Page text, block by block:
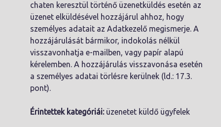
chaten keresztül történő üzenetküldés esetén az
üzenet elküldésével hozzájárul ahhoz, hogy
személyes adatait az Adatkezelő megismerje. A
hozzájárulását bármikor, indokolás nélkül
visszavonhatja e-mailben, vagy papír alapú
kérelemben. A hozzájárulás visszavonása esetén
a személyes adatai törlésre kerülnek (ld.: 17.3.
pont).
Érintettek kategóriái: üzenetet küldő ügyfelek